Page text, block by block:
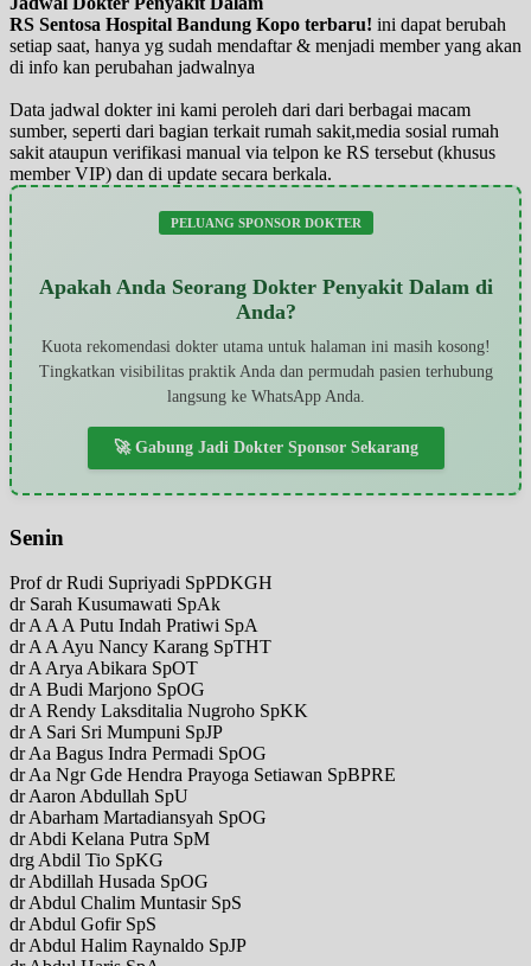
RS Sentosa Hospital Bandung Kopo terbaru! ini dapat berubah
setiap saat, hanya yg sudah mendaftar & menjadi member yang akan
di info kan perubahan jadwalnya
Data jadwal dokter ini kami peroleh dari dari berbagai macam
sumber, seperti dari bagian terkait rumah sakit,media sosial rumah
sakit ataupun verifikasi manual via telpon ke RS tersebut (khusus
member VIP) dan di update secara berkala.
PELUANG SPONSOR DOKTER
Apakah Anda Seorang Dokter Penyakit Dalam di
Anda?
Kuota rekomendasi dokter utama untuk halaman ini masih kosong!
Tingkatkan visibilitas praktik Anda dan permudah pasien terhubung
langsung ke WhatsApp Anda.
🚀 Gabung Jadi Dokter Sponsor Sekarang
Senin
Prof dr Rudi Supriyadi SpPDKGH
dr Sarah Kusumawati SpAk
dr A A A Putu Indah Pratiwi SpA
dr A A Ayu Nancy Karang SpTHT
dr A Arya Abikara SpOT
dr A Budi Marjono SpOG
dr A Rendy Laksditalia Nugroho SpKK
dr A Sari Sri Mumpuni SpJP
dr Aa Bagus Indra Permadi SpOG
dr Aa Ngr Gde Hendra Prayoga Setiawan SpBPRE
dr Aaron Abdullah SpU
dr Abarham Martadiansyah SpOG
dr Abdi Kelana Putra SpM
drg Abdil Tio SpKG
dr Abdillah Husada SpOG
dr Abdul Chalim Muntasir SpS
dr Abdul Gofir SpS
dr Abdul Halim Raynaldo SpJP